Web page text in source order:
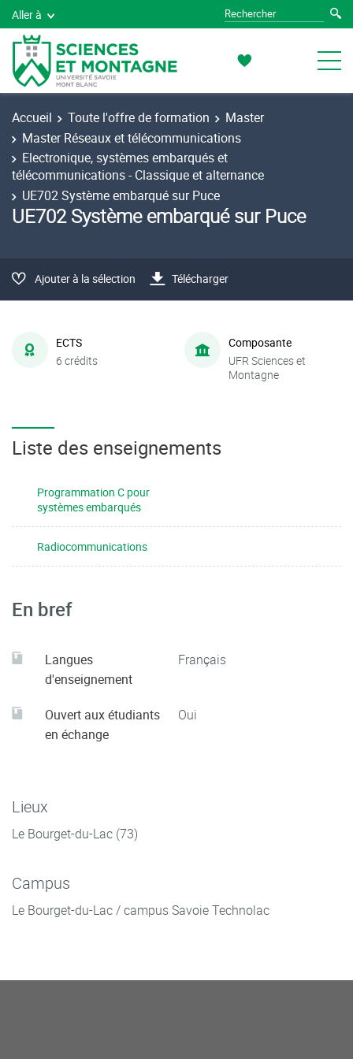
Aller à
Accueil Toute l'offre de formation
Master
Master Réseaux et télécommunications
Electronique, systèmes embarqués et
télécommunications - Classique et alternance
UE702 Système embarqué sur Puce
UE702 Système embarqué sur Puce
Ajouter à la sélection Télécharger
ECTS
6 crédits
Composante
UFR Sciences et
Montagne
Liste des enseignements
Programmation C pour
systèmes embarqués
Radiocommunications
En bref
Langues
d'enseignement
Français
Ouvert aux étudiants
en échange
Oui
Lieux
Le Bourget-du-Lac (73)
Campus
Le Bourget-du-Lac / campus Savoie Technolac